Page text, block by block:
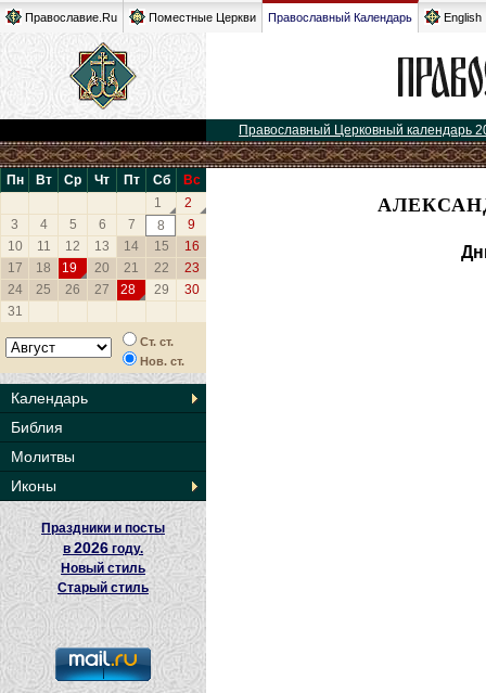
Православие.Ru Поместные Церкви Православный Календарь English
Православный Церковный календарь
Пн Вт Ср Чт Пт Сб
Вс
1
2
3
4 5 6 7 8
9
10
11 12 13 14 15
16
17
18 19 20 21 22
23
24
25 26 27 28 29
30
31
Ст. ст.
Нов. ст.
Календарь
Библия
Молитвы
Иконы
Праздники и посты
в2026 году.
Новый стиль
Старый стиль